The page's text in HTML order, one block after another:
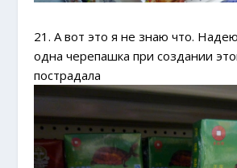
21. А вот это я не знаю что.
одна черепашка при создании
пострадала